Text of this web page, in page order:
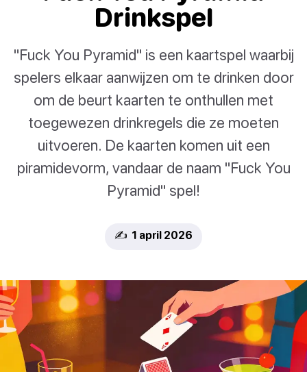
Drinkspel
"Fuck You Pyramid" is een kaartspel waarbij
spelers elkaar aanwijzen om te drinken door
om de beurt kaarten te onthullen met
toegewezen drinkregels die ze moeten
uitvoeren. De kaarten komen uit een
piramidevorm, vandaar de naam "Fuck You
Pyramid" spel!
✍️ 1 april 2026